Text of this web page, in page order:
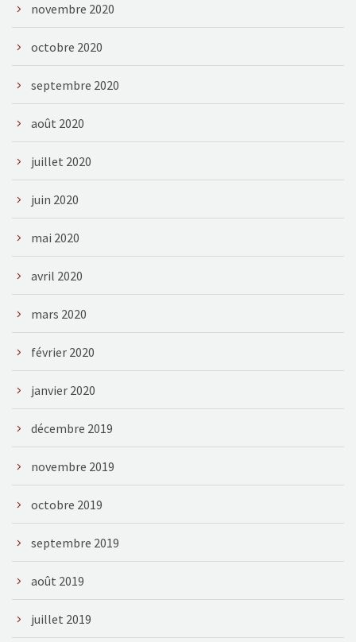
novembre 2020
octobre 2020
septembre 2020
août 2020
juillet 2020
juin 2020
mai 2020
avril 2020
mars 2020
février 2020
janvier 2020
décembre 2019
novembre 2019
octobre 2019
septembre 2019
août 2019
juillet 2019